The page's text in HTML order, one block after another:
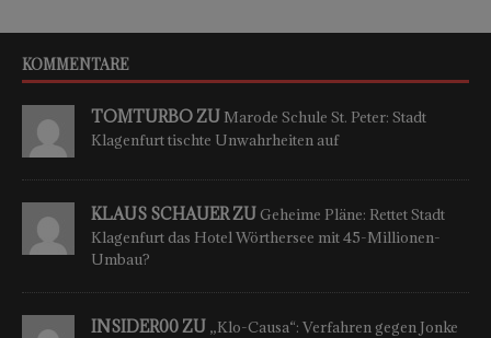
KOMMENTARE
TOMTURBO ZU Marode Schule St. Peter: Stadt
Klagenfurt tischte Unwahrheiten auf
KLAUS SCHAUER ZUGeheime Pläne: Rettet Stadt
Klagenfurt das Hotel Wörthersee mit 45-Millionen-
Umbau?
INSIDER00 ZU „Klo-Causa“: Verfahren gegen Jonke